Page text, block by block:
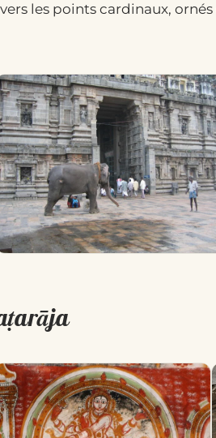
les points cardinaux,